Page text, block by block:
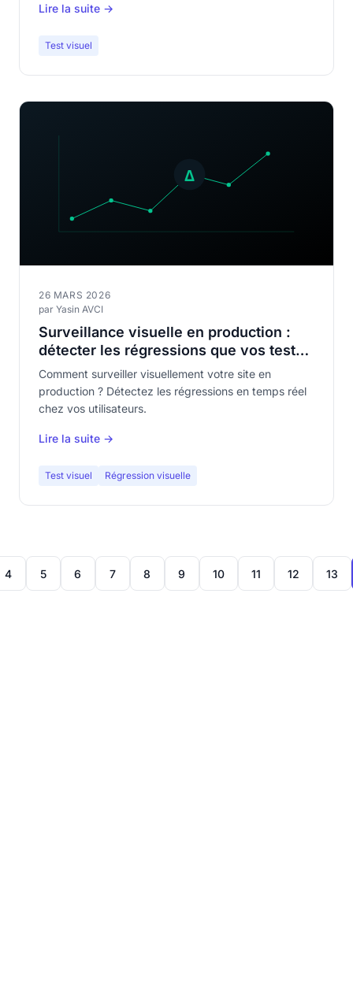
Lire la suite →
Test visuel
26 MARS 2026
par Yasin AVCI
Surveillance visuelle en production :
détecter les régressions que vos tests
ne voient pas
Comment surveiller visuellement votre site en
production ? Détectez les régressions en temps réel
chez vos utilisateurs.
Lire la suite →
Test visuel Régression visuelle
4 5 6 7 8 9 10 11 12 13